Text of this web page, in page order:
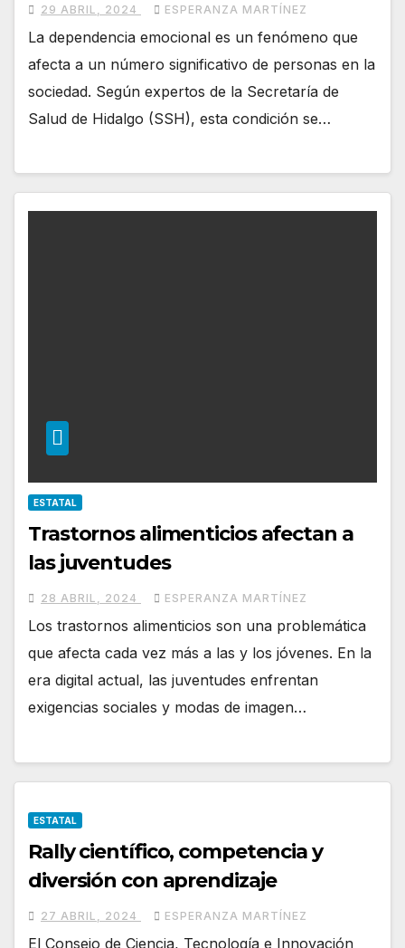
29 ABRIL, 2024 ESPERANZA MARTÍNEZ
La dependencia emocional es un fenómeno que
afecta a un número significativo de personas en la
sociedad. Según expertos de la Secretaría de
Salud de Hidalgo (SSH), esta condición se…
ESTATAL
Trastornos alimenticios afectan a
las juventudes
28 ABRIL, 2024 ESPERANZA MARTÍNEZ
Los trastornos alimenticios son una problemática
que afecta cada vez más a las y los jóvenes. En la
era digital actual, las juventudes enfrentan
exigencias sociales y modas de imagen…
ESTATAL
Rally científico, competencia y
diversión con aprendizaje
27 ABRIL, 2024 ESPERANZA MARTÍNEZ
El Consejo de Ciencia, Tecnología e Innovación